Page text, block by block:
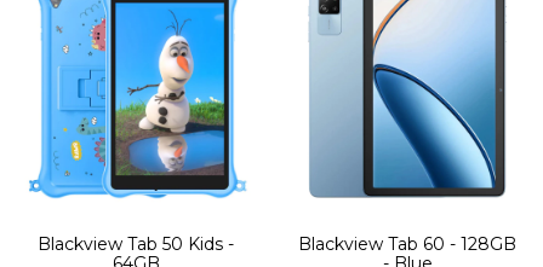
Blackview Tab 50 Kids -
Blackview Tab 60 - 128GB